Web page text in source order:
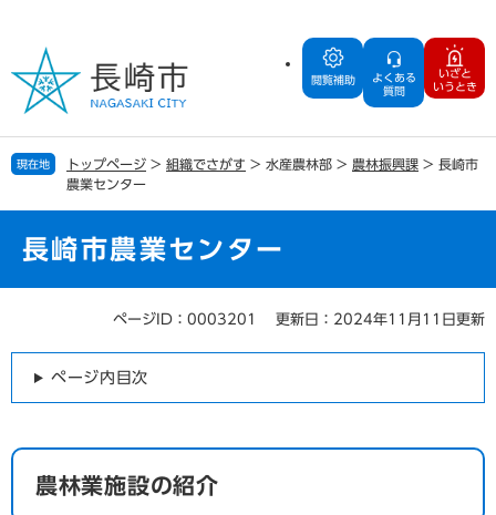
の
で
す
ー
ば
し
閲覧補助
よくある
質問
いざと
いうとき
現在地 トップページ > 組織でさがす > 水産農林部 > 農林振興課 > 長崎市
農業センター
長崎市農業センター
ページID：0003201 更新日：2024年11月11日更新
ページ内目次
農林業施設の紹介